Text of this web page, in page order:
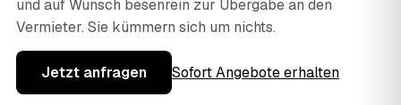
und auf Wunsch besenrein zur Übergabe an den
Vermieter. Sie kümmern sich um nichts.
Jetzt anfragen Sofort Angebote erhalten